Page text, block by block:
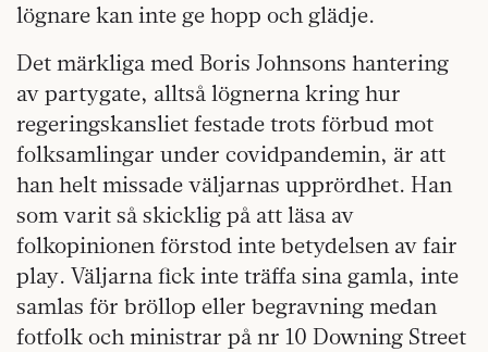
lögnare kan inte ge hopp och glädje.
Det märkliga med Boris Johnsons hantering
av partygate, alltså lögnerna kring hur
regeringskansliet festade trots förbud mot
folksamlingar under covidpandemin, är att
han helt missade väljarnas upprördhet. Han
som varit så skicklig på att läsa av
folkopinionen förstod inte betydelsen av fair
play. Väljarna fick inte träffa sina gamla, inte
samlas för bröllop eller begravning medan
fotfolk och ministrar på nr 10 Downing Street